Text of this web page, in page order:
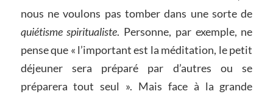
nous ne voulons pas tomber dans une sorte de
quiétisme spiritualiste. Personne, par exemple, ne
pense que « l’important est la méditation, le petit
déjeuner sera préparé par d’autres ou se
préparera tout seul ». Mais face à la grande